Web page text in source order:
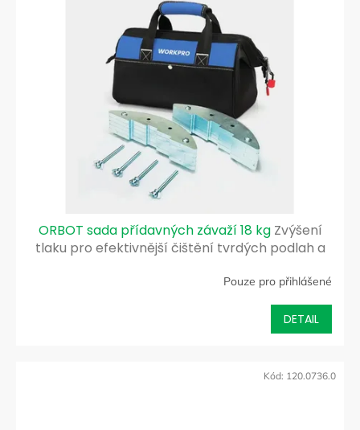
ORBOT sada přídavných závaží 18 kg Zvýšení
tlaku pro efektivnější čištění tvrdých podlah a
Pouze pro přihlášené
DETAIL
Kód: 120.0736.0